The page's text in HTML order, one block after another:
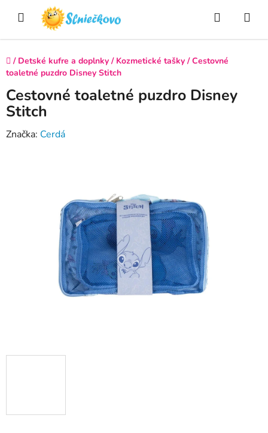
Hľadať
Domov
/ Detské kufre a doplnky / Kozmetické tašky / Cestovné
toaletné puzdro Disney Stitch
Cestovné toaletné puzdro Disney
Stitch
Značka: Cerdá